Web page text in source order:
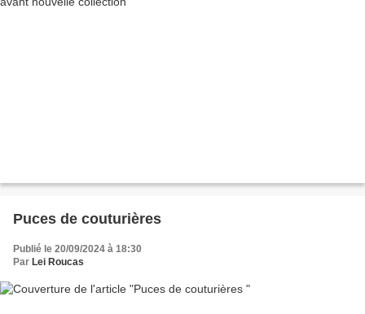
Puces de couturières
Publié le 20/09/2024 à 18:30
Par Lei Roucas